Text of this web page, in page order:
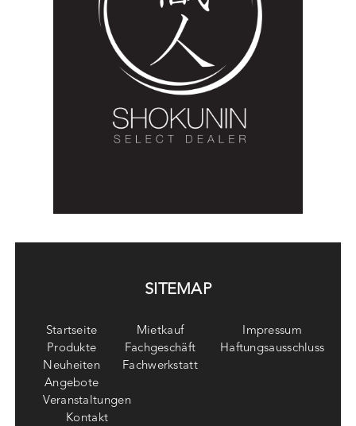
SITEMAP
Startseite
Produkte
Neuheiten
Angebote
Mietkauf
Fachgeschäft
Fachwerkstatt
Impressum
Haftungsausschluss
Veranstaltungen
Kontakt